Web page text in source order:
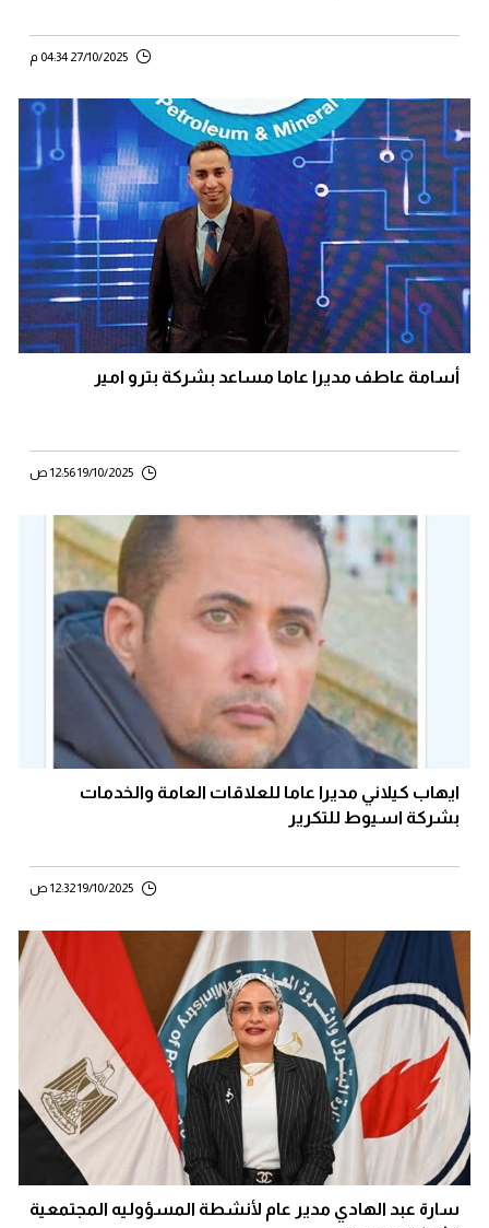
27/10/2025 04:34 م
أسامة عاطف مديرا عاما مساعد بشركة بترو امير
19/10/2025 12:56 ص
ايهاب كيلاني مديرا عاما للعلاقات العامة والخدمات
بشركة اسيوط للتكرير
19/10/2025 12:32 ص
سارة عبد الهادي مدير عام لأنشطة المسؤوليه المجتمعية